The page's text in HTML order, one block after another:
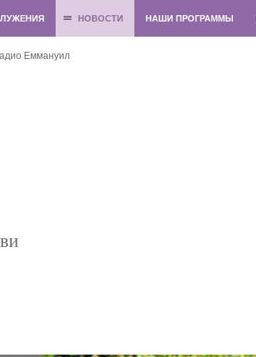
НОВОСТИ НАШИ ПРОГРАММЫ